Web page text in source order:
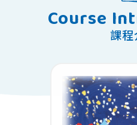
Course課程